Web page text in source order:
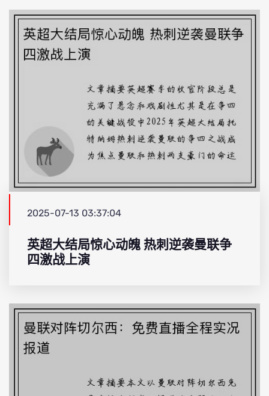
2025-07-13 03:37:04
英超大结局惊心动魄 热刺逆袭曼联争
四激战上演